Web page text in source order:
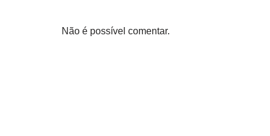
Não é possível comentar.